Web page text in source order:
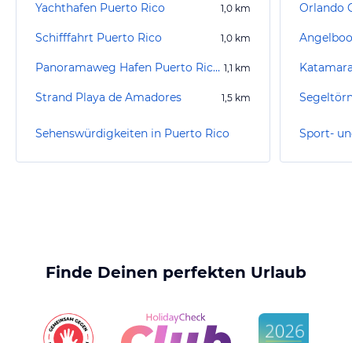
Yachthafen Puerto Rico 1,0 km
Schifffahrt Puerto Rico 1,0 km
Panoramaweg Hafen Puerto Rico - Strand Amadores 1,1 km
Strand Playa de Amadores 1,5 km
Sehenswürdigkeiten in Puerto Rico
Orlando
Finde Deinen perfekten Urlaub